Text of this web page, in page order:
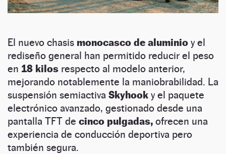
El nuevo chasis monocasco de aluminio y el
rediseño general han permitido reducir el peso
en 18 kilos respecto al modelo anterior,
mejorando notablemente la maniobrabilidad. La
suspensión semiactiva Skyhook y el paquete
electrónico avanzado, gestionado desde una
pantalla TFT de cinco pulgadas, ofrecen una
experiencia de conducción deportiva pero
también segura.